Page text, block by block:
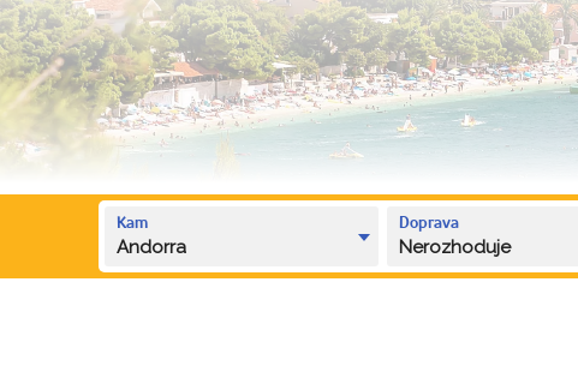
Kam
Andorra
Doprava
Nerozhoduje